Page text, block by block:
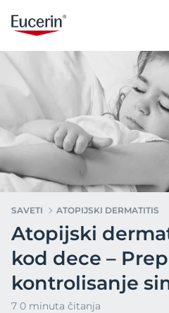
SAVETI ATOPIJSKI DERMATITIS
Atopijski
kod dece –
kontrolisanje
7 0 minuta čitanja